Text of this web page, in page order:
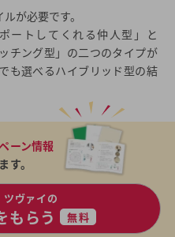
が必要です。
ートしてくれる仲人型」と
チング型」の二つのタイプが
も選べるハイブリッド型の結
ーン情報
す。
ヴァイの
もらう 無料